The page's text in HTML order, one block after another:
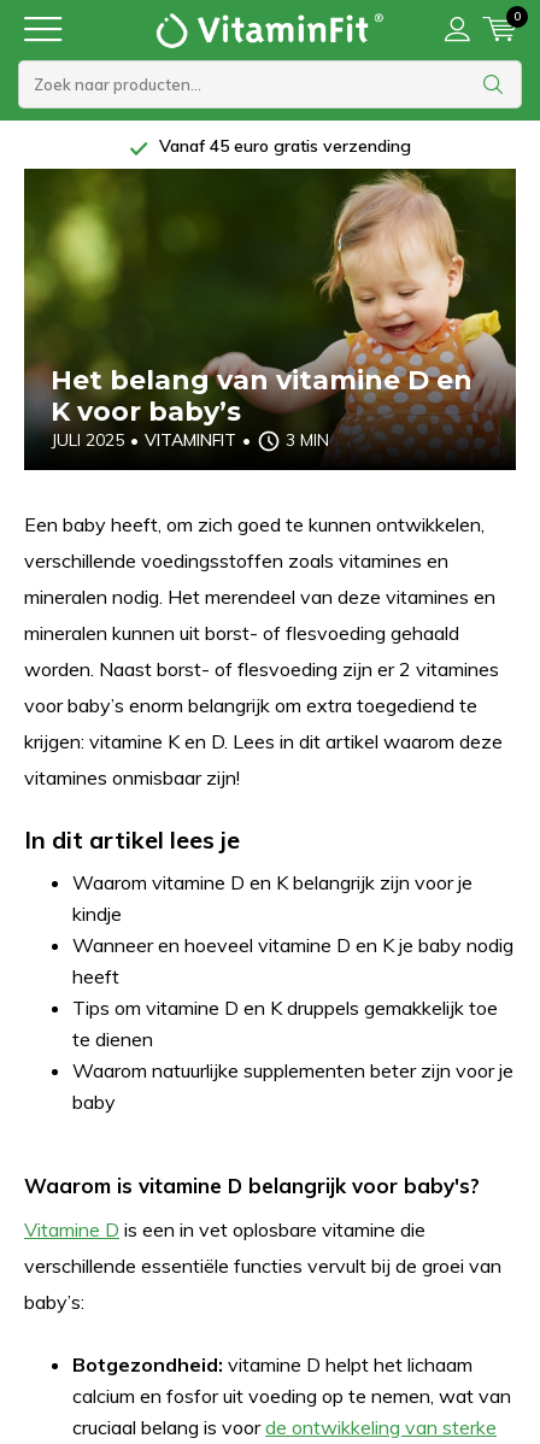
0
Vanaf 45 euro gratis verzending
Het belang van vitamine D en
K voor baby’s
JULI 2025 • VITAMINFIT • 3 MIN
Een baby heeft, om zich goed te kunnen ontwikkelen,
verschillende voedingsstoffen zoals vitamines en
mineralen nodig. Het merendeel van deze vitamines en
mineralen kunnen uit borst- of flesvoeding gehaald
worden. Naast borst- of flesvoeding zijn er 2 vitamines
voor baby’s enorm belangrijk om extra toegediend te
krijgen: vitamine K en D. Lees in dit artikel waarom deze
vitamines onmisbaar zijn!
In dit artikel lees je
Waarom vitamine D en K belangrijk zijn voor je
kindje
Wanneer en hoeveel vitamine D en K je baby nodig
heeft
Tips om vitamine D en K druppels gemakkelijk toe
te dienen
Waarom natuurlijke supplementen beter zijn voor je
baby
Waarom is vitamine D belangrijk voor baby's?
Vitamine D is een in vet oplosbare vitamine die
verschillende essentiële functies vervult bij de groei van
baby’s:
Botgezondheid: vitamine D helpt het lichaam
calcium en fosfor uit voeding op te nemen, wat van
cruciaal belang is voorde ontwikkeling van sterke